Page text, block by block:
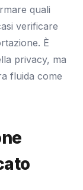
quali
verificare
È
privacy, ma
fluida come